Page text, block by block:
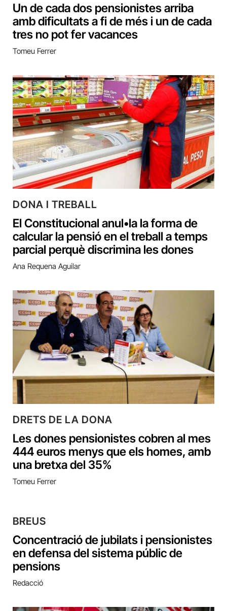
Un de cada dos pensionistes arriba
amb dificultats a fi de més i un de cada
tres no pot fer vacances
Tomeu Ferrer
DONA I TREBALL
El Constitucional anul•la la forma de
calcular la pensió en el treball a temps
parcial perquè discrimina les dones
Ana Requena Aguilar
DRETS DE LA DONA
Les dones pensionistes cobren al mes
444 euros menys que els homes, amb
una bretxa del 35%
Tomeu Ferrer
BREUS
Concentració de jubilats i pensionistes
en defensa del sistema públic de
pensions
Redacció